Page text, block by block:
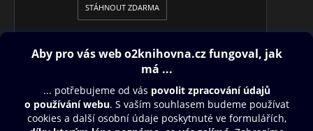
STÁHNOUT ZDARMA
Obsah ke stažení
Moje O2 Knihovna